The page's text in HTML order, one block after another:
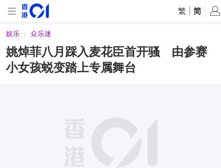
繁 简
娱乐 众乐迷
姚焯菲八月踩入麦花臣首开骚 由参赛
小女孩蜕变踏上专属舞台